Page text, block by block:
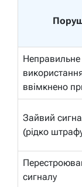
Неправильне
ввімкнено
Зайвий
(рідко
сигналу